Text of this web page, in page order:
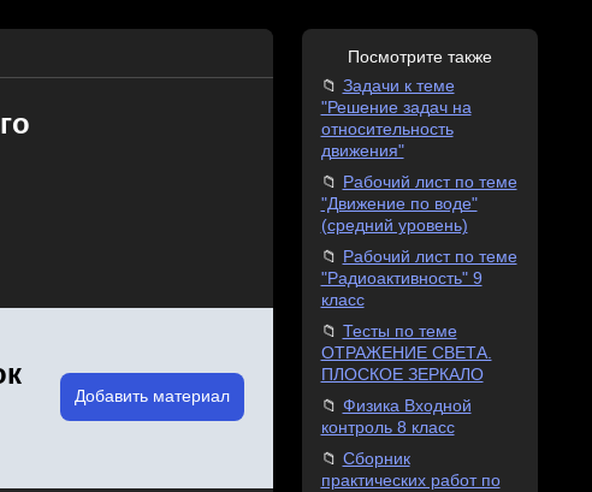
Добавить материал
Посмотрите также
Задачи к теме
"Решение задач на
относительность
движения"
Рабочий лист по теме
"Движение по воде"
(средний уровень)
Рабочий лист по теме
"Радиоактивность" 9
класс
Тесты по теме
ОТРАЖЕНИЕ СВЕТА.
ПЛОСКОЕ ЗЕРКАЛО
Физика Входной
контроль 8 класс
Сборник
практических работ по